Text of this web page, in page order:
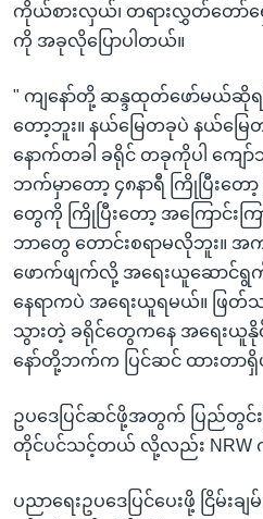
ကိုယ်စားလှယ်၊ တရားလွှတ်တော်ရှ
ကို အခုလိုပြောပါတယ်။
" ကျနော်တို့ ဆန္ဒထုတ်ဖော်မယ်ဆို
တော့ဘူး။ နယ်မြေတခုပဲ နယ်မြ
နောက်တခါ ခရိုင် တခုကိုပါ ကျေ
ဘက်မှာတော့ ၄၈နာရီ ကြိုပြီးတေ
တွေကို ကြိုပြီးတော့ အကြောင်းက
ဘာတွေ တောင်းစရာမလိုဘူး။
ဖောက်ဖျက်လို့ အရေးယူဆောင်
နေရာကပဲ အရေးယူရမယ်။ ဖြတ်
သွားတဲ့ ခရိုင်တွေကနေ အရေးယူ
နော်တို့ဘက်က ပြင်ဆင် ထားတာရှိ
ဥပဒေပြင်ဆင်ဖို့အတွက် ပြည်တွင်
တိုင်ပင်သင့်တယ် လို့လည်း NRW
ပညာရေးဥပဒေပြင်ပေးဖို့ ငြိမ်းချ